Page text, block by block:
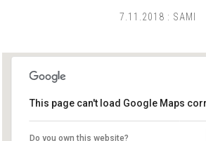
7.11.2018 : SAMI
Lounais-Suomen – SYLI ry
This page can't load Google Maps
Do you own this website?